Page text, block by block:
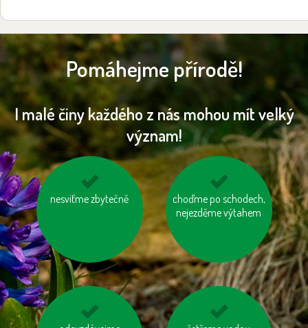
Pomáhejme přírodě!
I malé činy každého z nás mohou mít velký
význam!
nesviťme zbytečně
kupujme místní
choďme po schodech,
nejezděme výtahem
používejme prací a
čisticí prostředky